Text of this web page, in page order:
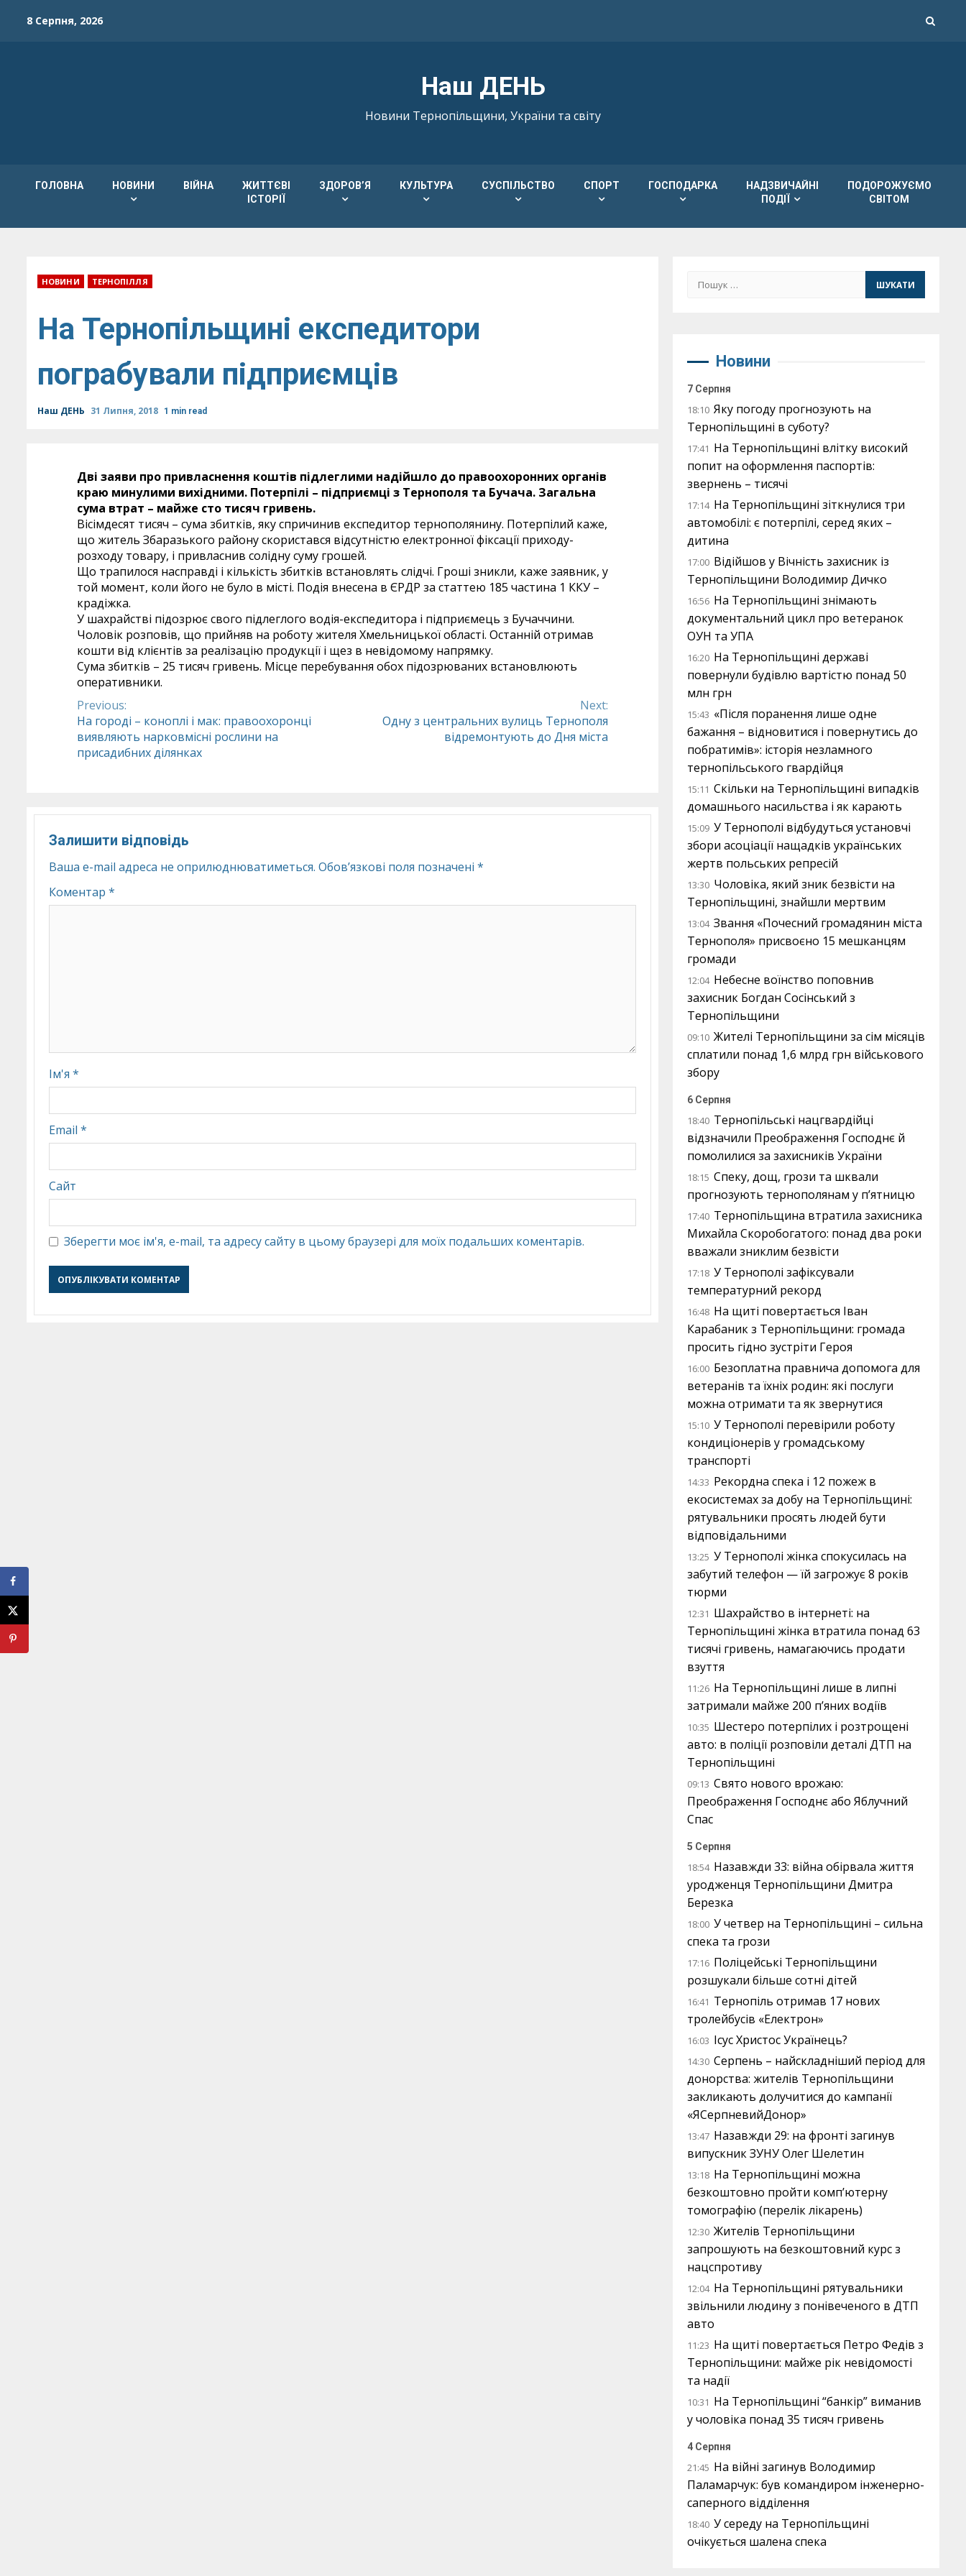
8 Серпня, 2026
Наш ДЕНЬ
Новини Тернопільщини, України та світу
ГОЛОВНА НОВИНИ ВІЙНА
ЖИТТЄВІ
ІСТОРІЇ
ЗДОРОВ’Я КУЛЬТУРА СУСПІЛЬСТВО СПОРТ ГОСПОДАРКА
НАДЗВИЧАЙНІ
ПОДІЇ
ПОДОРОЖУЄМО
СВІТОМ
НОВИНИ ТЕРНОПІЛЛЯ
На Тернопільщині експедитори
пограбували підприємців
Наш ДЕНЬ 31 Липня, 2018 1 min read
Дві заяви про привласнення коштів підлеглими надійшло до правоохоронних органів
краю минулими вихідними. Потерпілі – підприємці з Тернополя та Бучача. Загальна
сума втрат – майже сто тисяч гривень.
Вісімдесят тисяч – сума збитків, яку спричинив експедитор тернополянину. Потерпілий каже,
що житель Збаразького району скористався відсутністю електронної фіксації приходу-
розходу товару, і привласнив солідну суму грошей.
Що трапилося насправді і кількість збитків встановлять слідчі. Гроші зникли, каже заявник, у
той момент, коли його не було в місті. Подія внесена в ЄРДР за статтею 185 частина 1 ККУ –
крадіжка.
У шахрайстві підозрює свого підлеглого водія-експедитора і підприємець з Бучаччини.
Чоловік розповів, що прийняв на роботу жителя Хмельницької області. Останній отримав
кошти від клієнтів за реалізацію продукції і щез в невідомому напрямку.
Сума збитків – 25 тисяч гривень. Місце перебування обох підозрюваних встановлюють
оперативники.
Continue
Reading
Previous:
На городі – коноплі і мак: правоохоронці
виявляють нарковмісні рослини на
присадибних ділянках
Next:
Одну з центральних вулиць Тернополя
відремонтують до Дня міста
Залишити відповідь
Ваша e-mail адреса не оприлюднюватиметься. Обов’язкові поля позначені *
Коментар *
Ім'я *
Email *
Сайт
Зберегти моє ім'я, e-mail, та адресу сайту в цьому браузері для моїх подальших коментарів.
Пошук:
Новини
7 Серпня
18:10 Яку погоду прогнозують на
Тернопільщині в суботу?
17:41 На Тернопільщині влітку високий
попит на оформлення паспортів:
звернень – тисячі
17:14 На Тернопільщині зіткнулися три
автомобілі: є потерпілі, серед яких –
дитина
17:00 Відійшов у Вічність захисник із
Тернопільщини Володимир Дичко
16:56 На Тернопільщині знімають
документальний цикл про ветеранок
ОУН та УПА
16:20 На Тернопільщині державі
повернули будівлю вартістю понад 50
млн грн
15:43 «Після поранення лише одне
бажання – відновитися і повернутись до
побратимів»: історія незламного
тернопільського гвардійця
15:11 Скільки на Тернопільщині випадків
домашнього насильства і як карають
15:09 У Тернополі відбудуться установчі
збори асоціації нащадків українських
жертв польських репресій
13:30 Чоловіка, який зник безвісти на
Тернопільщині, знайшли мертвим
13:04 Звання «Почесний громадянин міста
Тернополя» присвоєно 15 мешканцям
громади
12:04 Небесне воїнство поповнив
захисник Богдан Сосінський з
Тернопільщини
09:10 Жителі Тернопільщини за сім місяців
сплатили понад 1,6 млрд грн військового
збору
6 Серпня
18:40 Тернопільські нацгвардійці
відзначили Преображення Господнє й
помолилися за захисників України
18:15 Спеку, дощ, грози та шквали
прогнозують тернополянам у п’ятницю
17:40 Тернопільщина втратила захисника
Михайла Скоробогатого: понад два роки
вважали зниклим безвісти
17:18 У Тернополі зафіксували
температурний рекорд
16:48 На щиті повертається Іван
Карабаник з Тернопільщини: громада
просить гідно зустріти Героя
16:00 Безоплатна правнича допомога для
ветеранів та їхніх родин: які послуги
можна отримати та як звернутися
15:10 У Тернополі перевірили роботу
кондиціонерів у громадському
транспорті
14:33 Рекордна спека і 12 пожеж в
екосистемах за добу на Тернопільщині:
рятувальники просять людей бути
відповідальними
13:25 У Тернополі жінка спокусилась на
забутий телефон — їй загрожує 8 років
тюрми
12:31 Шахрайство в інтернеті: на
Тернопільщині жінка втратила понад 63
тисячі гривень, намагаючись продати
взуття
11:26 На Тернопільщині лише в липні
затримали майже 200 п’яних водіїв
10:35 Шестеро потерпілих і розтрощені
авто: в поліції розповіли деталі ДТП на
Тернопільщині
09:13 Свято нового врожаю:
Преображення Господнє або Яблучний
Спас
5 Серпня
18:54 Назавжди 33: війна обірвала життя
уродженця Тернопільщини Дмитра
Березка
18:00 У четвер на Тернопільщині – сильна
спека та грози
17:16 Поліцейські Тернопільщини
розшукали більше сотні дітей
16:41 Тернопіль отримав 17 нових
тролейбусів «Електрон»
16:03 Ісус Христос Українець?
14:30 Серпень – найскладніший період для
донорства: жителів Тернопільщини
закликають долучитися до кампанії
«ЯСерпневийДонор»
13:47 Назавжди 29: на фронті загинув
випускник ЗУНУ Олег Шелетин
13:18 На Тернопільщині можна
безкоштовно пройти комп’ютерну
томографію (перелік лікарень)
12:30 Жителів Тернопільщини
запрошують на безкоштовний курс з
нацспротиву
12:04 На Тернопільщині рятувальники
звільнили людину з понівеченого в ДТП
авто
11:23 На щиті повертається Петро Федів з
Тернопільщини: майже рік невідомості
та надії
10:31 На Тернопільщині “банкір” виманив
у чоловіка понад 35 тисяч гривень
4 Серпня
21:45 На війні загинув Володимир
Паламарчук: був командиром інженерно-
саперного відділення
18:40 У середу на Тернопільщині
очікується шалена спека